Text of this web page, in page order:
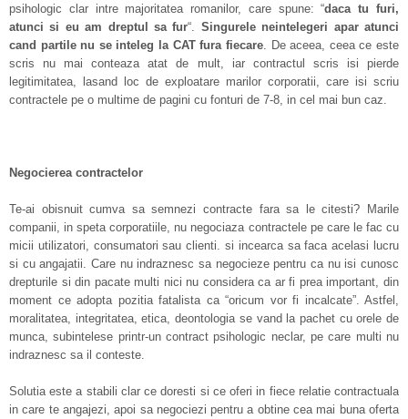
psihologic clar intre majoritatea romanilor, care spune: “daca tu furi,
atunci si eu am dreptul sa fur“. Singurele neintelegeri apar atunci
cand partile nu se inteleg la CAT fura fiecare. De aceea, ceea ce este
scris nu mai conteaza atat de mult, iar contractul scris isi pierde
legitimitatea, lasand loc de exploatare marilor corporatii, care isi scriu
contractele pe o multime de pagini cu fonturi de 7-8, in cel mai bun caz.
Negocierea contractelor
Te-ai obisnuit cumva sa semnezi contracte fara sa le citesti? Marile
companii, in speta corporatiile, nu negociaza contractele pe care le fac cu
micii utilizatori, consumatori sau clienti. si incearca sa faca acelasi lucru
si cu angajatii. Care nu indraznesc sa negocieze pentru ca nu isi cunosc
drepturile si din pacate multi nici nu considera ca ar fi prea important, din
moment ce adopta pozitia fatalista ca “oricum vor fi incalcate”. Astfel,
moralitatea, integritatea, etica, deontologia se vand la pachet cu orele de
munca, subintelese printr-un contract psihologic neclar, pe care multi nu
indraznesc sa il conteste.
Solutia este a stabili clar ce doresti si ce oferi in fiece relatie contractuala
in care te angajezi, apoi sa negociezi pentru a obtine cea mai buna oferta